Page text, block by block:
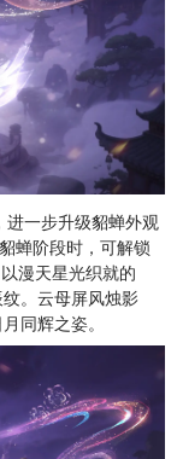
进一步升级貂蝉外观
蝉阶段时，可解锁
漫天星光织就的
纹。云母屏风烛影
同辉之姿。